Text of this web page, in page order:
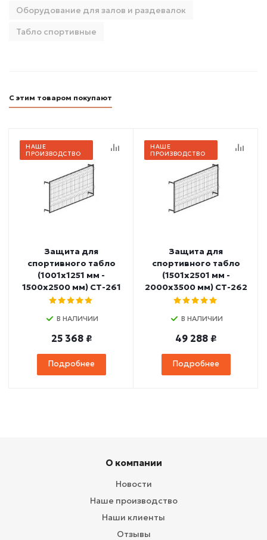
Оборудование для залов и раздевалок
Табло спортивные
С этим товаром покупают
НАШЕ
ПРОИЗВОДСТВО
Защита для
спортивного табло
(1001х1251 мм -
1500х2500 мм) СТ-261
В НАЛИЧИИ
25 368 ₽
Подробнее
НАШЕ
ПРОИЗВОДСТВО
Защита для
спортивного табло
(1501х2501 мм -
2000х3500 мм) СТ-262
В НАЛИЧИИ
49 288 ₽
Подробнее
О компании
Новости
Наше производство
Наши клиенты
Отзывы